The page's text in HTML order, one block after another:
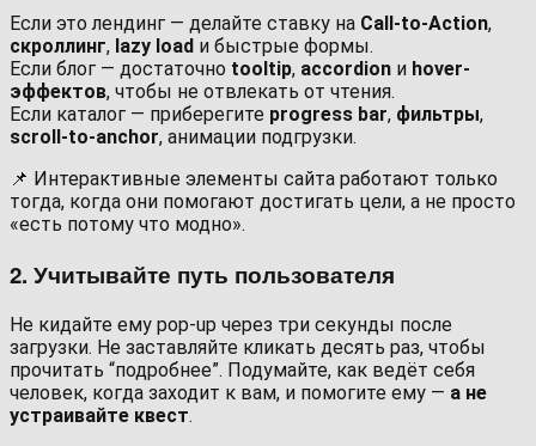
Если это лендинг — делайте ставку на Call-to-Action,
скроллинг, lazy load и быстрые формы.
Если блог — достаточно tooltip, accordion и hover-
эффектов, чтобы не отвлекать от чтения.
Если каталог — приберегите progress bar, фильтры,
scroll-to-anchor, анимации подгрузки.
📌 Интерактивные элементы сайта работают только
тогда, когда они помогают достигать цели, а не просто
«есть потому что модно».
2. Учитывайте путь пользователя
Не кидайте ему pop-up через три секунды после
загрузки. Не заставляйте кликать десять раз, чтобы
прочитать “подробнее”. Подумайте, как ведёт себя
человек, когда заходит к вам, и помогите ему — а не
устраивайте квест.